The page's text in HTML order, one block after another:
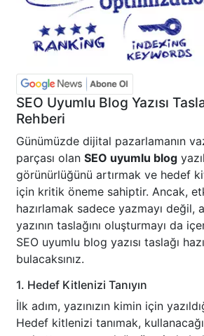
SEO Uyumlu Blog Yazısı
Rehberi
Günümüzde dijital pazarlamanın
parçası olan SEO uyumlu blog
görünürlüğünü artırmak ve hedef
için kritik öneme sahiptir. Ancak,
hazırlamak sadece yazmayı değil,
yazının taslağını oluşturmayı da
SEO uyumlu blog yazısı taslağı
bulacaksınız.
1. Hedef Kitlenizi Tanıyın
İlk adım, yazınızın kimin için
Hedef kitlenizi tanımak,